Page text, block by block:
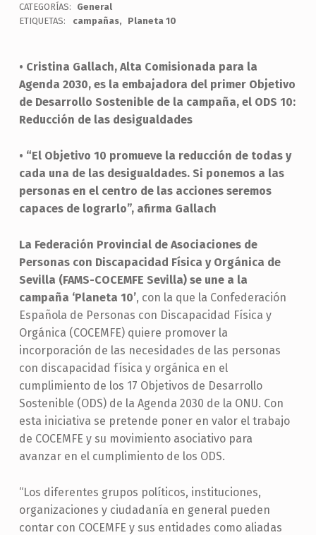
CATEGORÍAS:
General
ETIQUETAS:
campañas Planeta 10
• Cristina Gallach, Alta Comisionada para la
Agenda 2030, es la embajadora del primer Objetivo
de Desarrollo Sostenible de la campaña, el ODS 10:
Reducción de las desigualdades
• “El Objetivo 10 promueve la reducción de todas y
cada una de las desigualdades. Si ponemos a las
personas en el centro de las acciones seremos
capaces de lograrlo”, afirma Gallach
La Federación Provincial de Asociaciones de
Personas con Discapacidad Física y Orgánica de
Sevilla (FAMS-COCEMFE Sevilla) se une a la
campaña ‘Planeta 10’, con la que la Confederación
Española de Personas con Discapacidad Física y
Orgánica (COCEMFE) quiere promover la
incorporación de las necesidades de las personas
con discapacidad física y orgánica en el
cumplimiento de los 17 Objetivos de Desarrollo
Sostenible (ODS) de la Agenda 2030 de la ONU. Con
esta iniciativa se pretende poner en valor el trabajo
de COCEMFE y su movimiento asociativo para
avanzar en el cumplimiento de los ODS.
“Los diferentes grupos políticos, instituciones,
organizaciones y ciudadanía en general pueden
contar con COCEMFE y sus entidades como aliadas